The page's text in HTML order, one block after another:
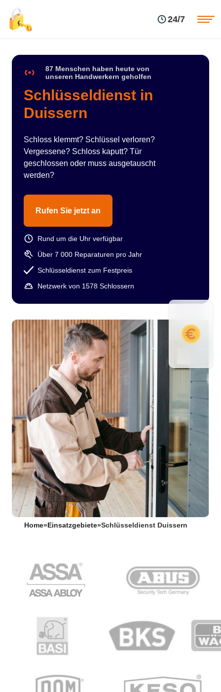
24/7
87 Menschen haben heute von
unseren Handwerkern geholfen
Schlüsseldienst in
Duissern
Schloss klemmt? Schlüssel verloren?
Vergessene? Schloss kaputt? Tür
geschlossen oder muss ausgetauscht
werden?
Rufen Sie jetzt an
Rund um die Uhr verfügbar
Über 7 000 Reparaturen pro Jahr
Schlüsseldienst zum Festpreis
Netzwerk von 1578 Schlossern
Home» Einsatzgebiete»Schlüsseldienst Duissern